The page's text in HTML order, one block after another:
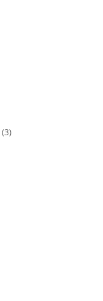
(3)